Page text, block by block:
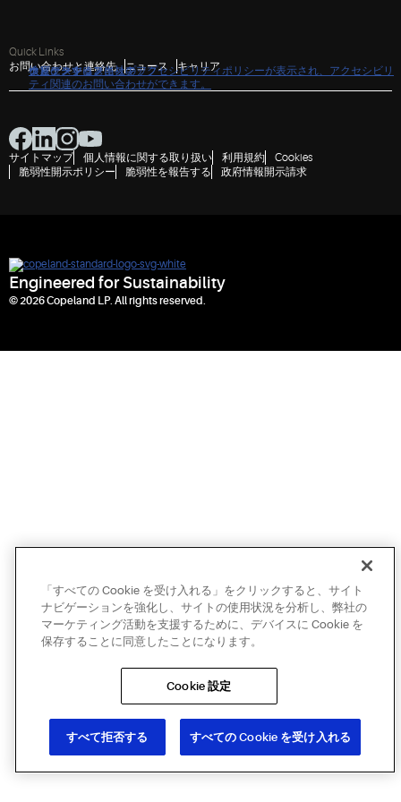
クリックすると当社のアクセシビリティポリシーが表示され、アクセシビリ
ティ関連のお問い合わせができます。
ナビゲーションにスキップ
コンテンツにスキップ
検索にスキップ
Quick Links
お問い合わせと連絡先
ニュース キャリア
サイトマップ 個人情報に関する取り扱い 利用規約
Cookies
脆弱性開示ポリシー
脆弱性を報告する 政府情報開示請求
Engineered for Sustainability
© 2026 Copeland LP. All rights reserved.
「すべての Cookie を受け入れる」をクリックすると、サイト
ナビゲーションを強化し、サイトの使用状況を分析し、弊社の
マーケティング活動を支援するために、デバイスに Cookie を
保存することに同意したことになります。
Cookie 設定
すべて拒否する すべての Cookie を受け入れる